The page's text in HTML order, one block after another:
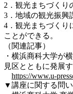
2．観光まちづくり
3．地域の観光振興
4．観光まちづくり
ことができる。
（関連記事）
・横浜商科大学が
見区とともに発展す
https://www.u-
▼講座に関する問